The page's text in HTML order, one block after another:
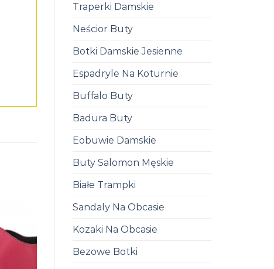
Traperki Damskie
Neścior Buty
Botki Damskie Jesienne
Espadryle Na Koturnie
Buffalo Buty
Badura Buty
Eobuwie Damskie
Buty Salomon Męskie
Białe Trampki
Sandaly Na Obcasie
Kozaki Na Obcasie
Bezowe Botki